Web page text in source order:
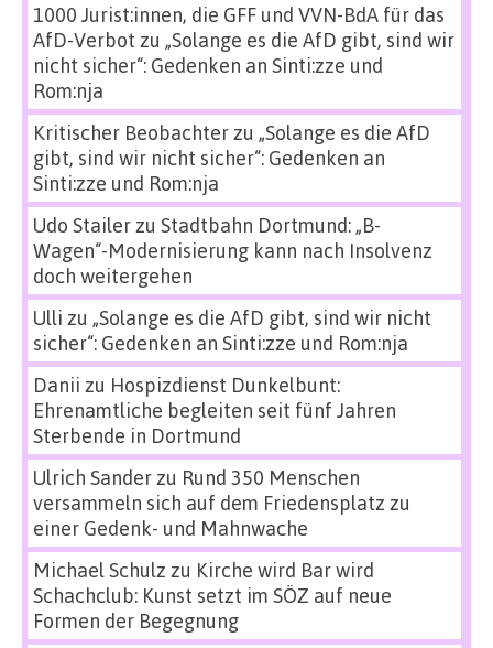
1000 Jurist:innen, die GFF und VVN-BdA für das
AfD-Verbot zu „Solange es die AfD gibt, sind wir
nicht sicher“: Gedenken an Sinti:zze und
Rom:nja
Kritischer Beobachterzu „Solange es die AfD
gibt, sind wir nicht sicher“: Gedenken an
Sinti:zze und Rom:nja
Udo Stailerzu Stadtbahn Dortmund: „B-
Wagen“-Modernisierung kann nach Insolvenz
doch weitergehen
Ulli zu „Solange es die AfD gibt, sind wir nicht
sicher“: Gedenken an Sinti:zze und Rom:nja
Danii zu Hospizdienst Dunkelbunt:
Ehrenamtliche begleiten seit fünf Jahren
Sterbende in Dortmund
Ulrich Sanderzu Rund 350 Menschen
versammeln sich auf dem Friedensplatz zu
einer Gedenk- und Mahnwache
Michael Schulz zu Kirche wird Bar wird
Schachclub: Kunst setzt im SÖZ auf neue
Formen der Begegnung